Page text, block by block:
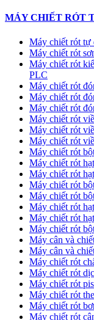
MÁY CHIẾT RÓT
Máy chiết rót tự
Máy chiết rót
Máy chiết rót
PLC
Máy chiết rót
Máy chiết rót
Máy chiết rót
Máy chiết rót
Máy chiết rót
Máy chiết rót
Máy chiết rót
Máy chiết rót
Máy chiết rót
Máy chiết rót
Máy chiết rót
Máy chiết rót
Máy chiết rót
Máy chiết rót
Máy cân và
Máy cân và
​Máy chiết rót
​Máy chiết rót
Máy chiết rót
Máy chiết rót
​Máy chiết rót
Máy chiết rót